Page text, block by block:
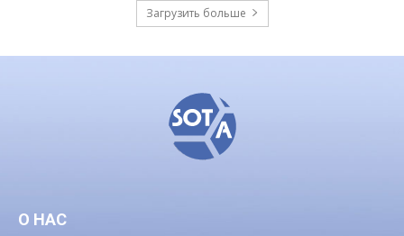
Загрузить больше
О НАС